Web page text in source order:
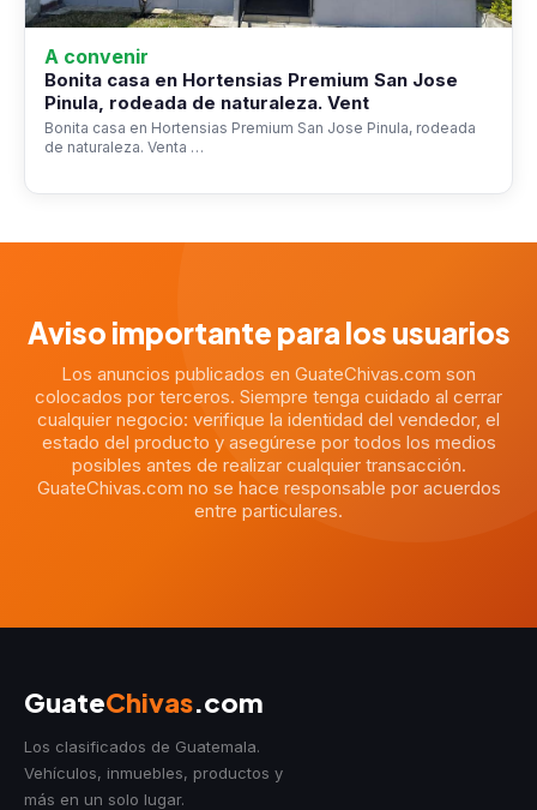
A convenir
Bonita casa en Hortensias Premium San Jose
Pinula, rodeada de naturaleza. Vent
Bonita casa en Hortensias Premium San Jose Pinula, rodeada
de naturaleza. Venta …
Aviso importante para los usuarios
Los anuncios publicados en GuateChivas.com son
colocados por terceros. Siempre tenga cuidado al cerrar
cualquier negocio: verifique la identidad del vendedor, el
estado del producto y asegúrese por todos los medios
posibles antes de realizar cualquier transacción.
GuateChivas.com no se hace responsable por acuerdos
entre particulares.
GuateChivas.com
Los clasificados de Guatemala.
Vehículos, inmuebles, productos y
más en un solo lugar.